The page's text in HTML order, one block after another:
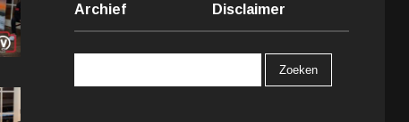
Archief
Disclaimer